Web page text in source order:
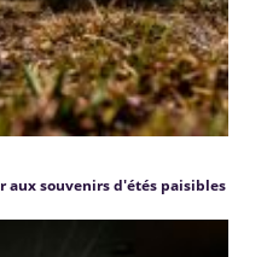
aux souvenirs d'étés paisibles